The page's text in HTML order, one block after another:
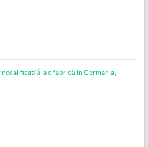
ă la o fabrică în Germania,